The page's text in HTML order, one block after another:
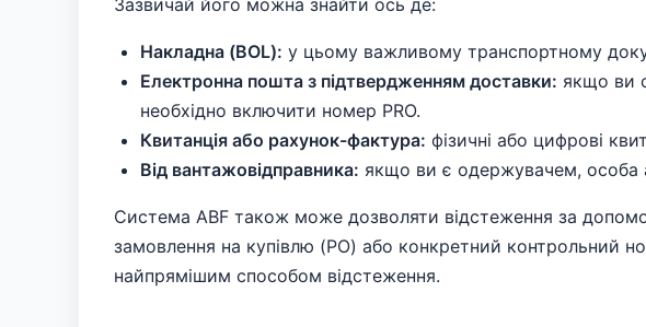
Зазвичай його можна знайти ось де:
Накладна (BOL): у цьому важливому транспортному
Електронна пошта з підтвердженням доставки: якщо ви
необхідно включити номер PRO.
Квитанція або рахунок-фактура: фізичні або цифрові
Від вантажовідправника: якщо ви є одержувачем, особа
Система ABF також може дозволяти відстеження за
замовлення на купівлю (PO) або конкретний контрольний
найпрямішим способом відстеження.